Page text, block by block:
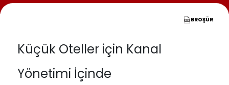
BROŞÜR
Küçük Oteller için Kanal
Yönetimi İçinde